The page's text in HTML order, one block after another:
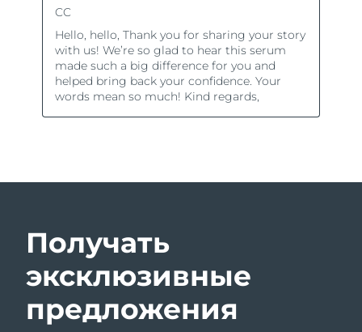
Получать
эксклюзивные
предложения